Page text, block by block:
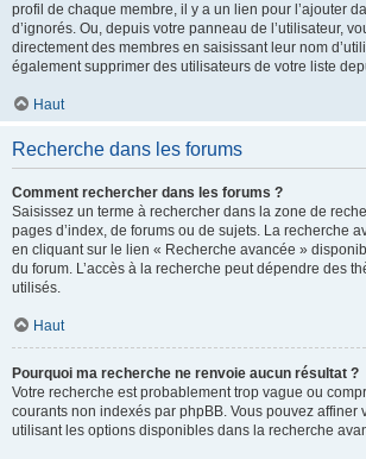
profil de chaque membre, il y a un lien pour l’ajouter
d’ignorés. Ou, depuis votre panneau de l’utilisateur,
directement des membres en saisissant leur nom
également supprimer des utilisateurs de votre liste
Haut
Recherche dans les forums
Comment rechercher dans les forums ?
Saisissez un terme à rechercher dans la zone de
pages d’index, de forums ou de sujets. La recherche
en cliquant sur le lien « Recherche avancée »
du forum. L’accès à la recherche peut dépendre des
utilisés.
Haut
Pourquoi ma recherche ne renvoie aucun résultat ?
Votre recherche est probablement trop vague ou
courants non indexés par phpBB. Vous pouvez affiner
utilisant les options disponibles dans la recherche